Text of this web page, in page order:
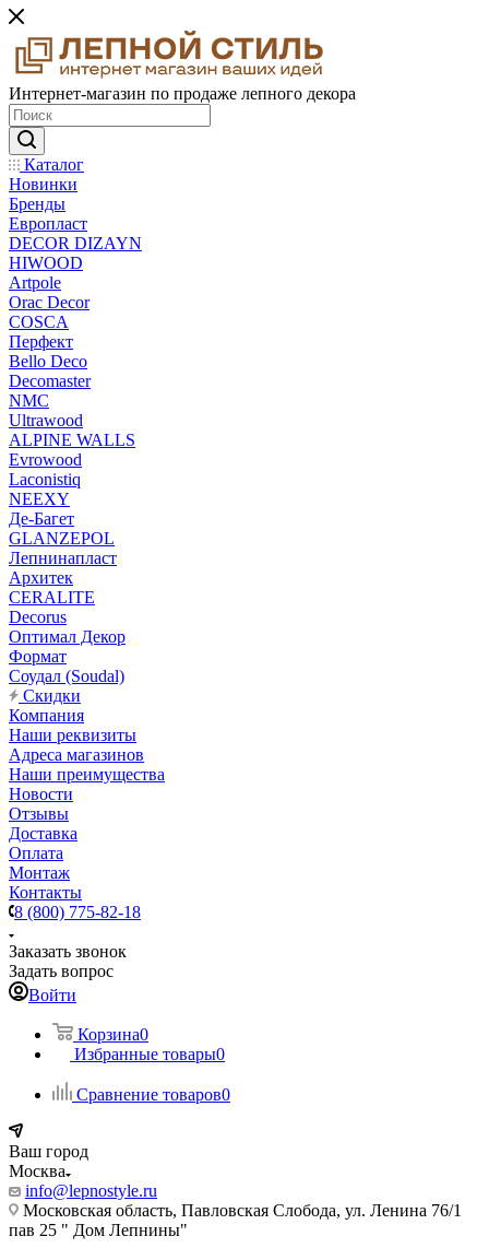
Интернет-магазин по продаже лепного декора
Каталог
Новинки
Бренды
Европласт
DECOR DIZAYN
HIWOOD
Artpole
Orac Decor
COSCA
Перфект
Bello Deco
Decomaster
NMС
Ultrawood
ALPINE WALLS
Evrowood
Laconistiq
NEEXY
Де-Багет
GLANZEPOL
Лепнинапласт
Архитек
CERALITE
Decorus
Оптимал Декор
Формат
Соудал (Soudal)
Скидки
Компания
Наши реквизиты
Адреса магазинов
Наши преимущества
Новости
Отзывы
Доставка
Оплата
Монтаж
Контакты
8 (800) 775-82-18
Заказать звонок
Задать вопрос
Войти
Корзина0
Избранные товары0
Сравнение товаров0
Ваш город
Москва
info@lepnostyle.ru
Московская область, Павловская Слобода, ул. Ленина 76/1
пав 25 " Дом Лепнины"